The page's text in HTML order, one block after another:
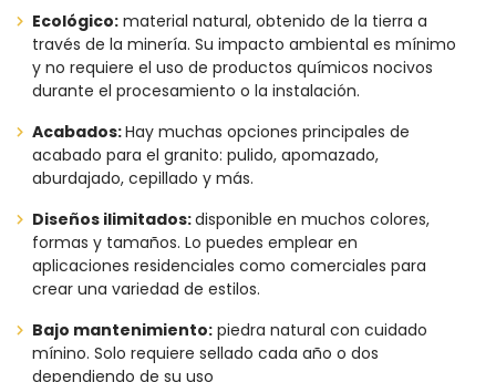
Ecológico: material natural, obtenido de la tierra a
través de la minería. Su impacto ambiental es mínimo
y no requiere el uso de productos químicos nocivos
durante el procesamiento o la instalación.
Acabados:Hay muchas opciones principales de
acabado para el granito: pulido, apomazado,
aburdajado, cepillado y más.
Diseños ilimitados:disponible en muchos colores,
formas y tamaños. Lo puedes emplear en
aplicaciones residenciales como comerciales para
crear una variedad de estilos.
Bajo mantenimiento: piedra natural con cuidado
mínino. Solo requiere sellado cada año o dos
dependiendo de su uso